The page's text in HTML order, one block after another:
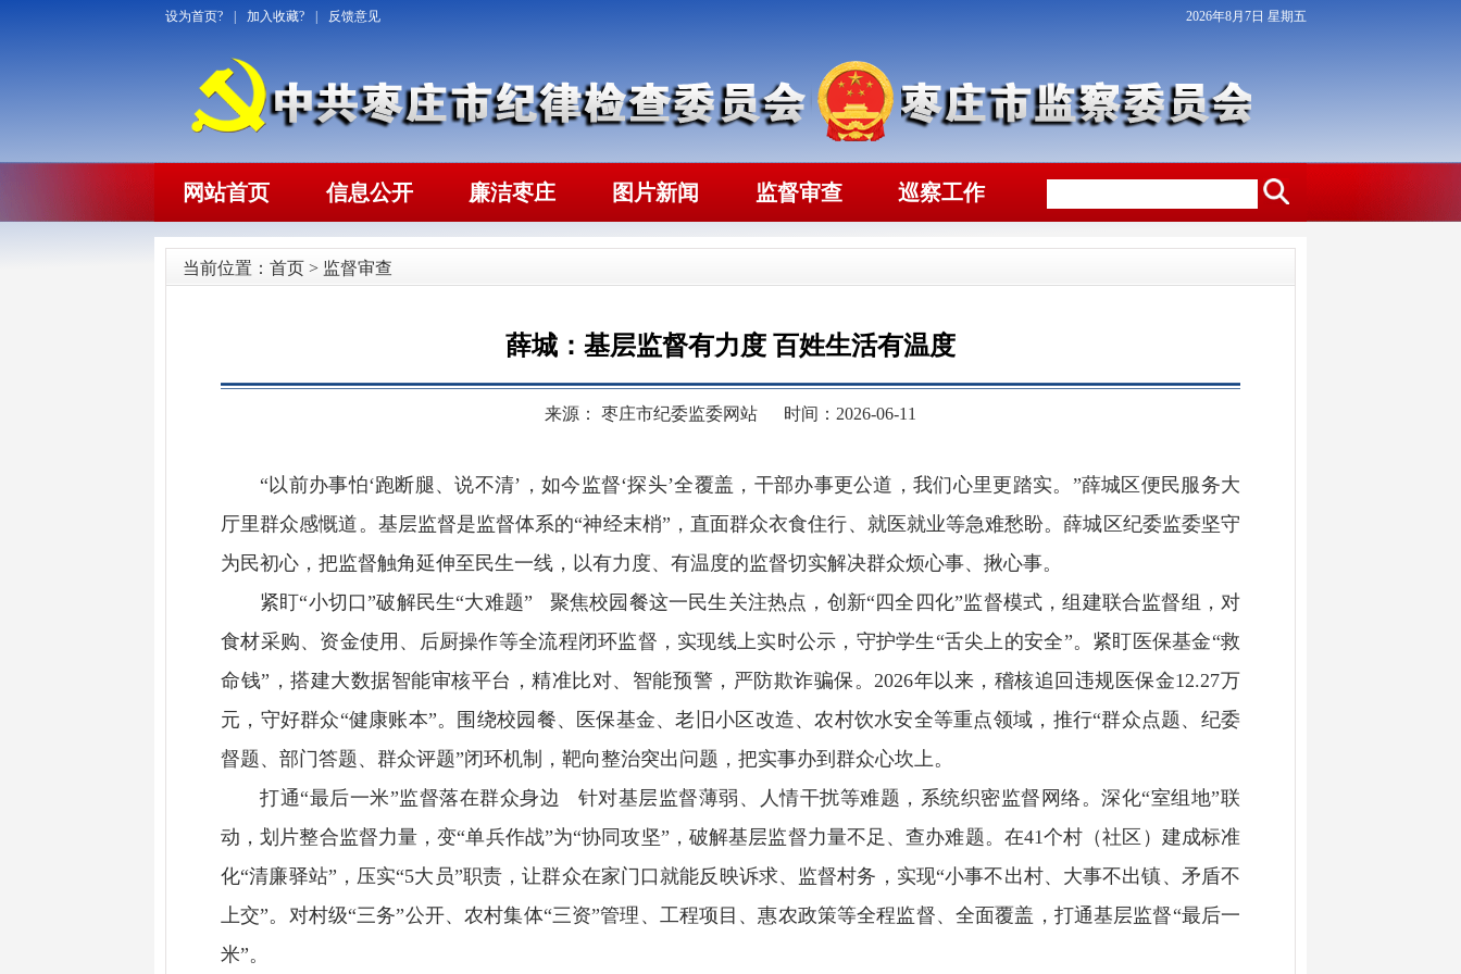
设为首页? 加入收藏? 反馈意见 2026年8月7日 星期五
网站首页 信息公开 廉洁枣庄 图片新闻 监督审查 巡察工作
当前位置： 首页 > 监督审查
薛城：基层监督有力度 百姓生活有温度
来源： 枣庄市纪委监委网站 时间：2026-06-11
“以前办事怕‘跑断腿、说不清’，如今监督‘探头’全覆盖，干部办事更公道，我们心里更踏实。”薛城区便民服务大
厅里群众感慨道。基层监督是监督体系的“神经末梢”，直面群众衣食住行、就医就业等急难愁盼。薛城区纪委监委坚守
为民初心，把监督触角延伸至民生一线，以有力度、有温度的监督切实解决群众烦心事、揪心事。
紧盯“小切口”破解民生“大难题” 聚焦校园餐这一民生关注热点，创新“四全四化”监督模式，组建联合监督组，对
食材采购、资金使用、后厨操作等全流程闭环监督，实现线上实时公示，守护学生“舌尖上的安全”。紧盯医保基金“救
命钱”，搭建大数据智能审核平台，精准比对、智能预警，严防欺诈骗保。2026年以来，稽核追回违规医保金12.27万
元，守好群众“健康账本”。围绕校园餐、医保基金、老旧小区改造、农村饮水安全等重点领域，推行“群众点题、纪委
督题、部门答题、群众评题”闭环机制，靶向整治突出问题，把实事办到群众心坎上。
打通“最后一米”监督落在群众身边 针对基层监督薄弱、人情干扰等难题，系统织密监督网络。深化“室组地”联
动，划片整合监督力量，变“单兵作战”为“协同攻坚”，破解基层监督力量不足、查办难题。在41个村（社区）建成标准
化“清廉驿站”，压实“5大员”职责，让群众在家门口就能反映诉求、监督村务，实现“小事不出村、大事不出镇、矛盾不
上交”。对村级“三务”公开、农村集体“三资”管理、工程项目、惠农政策等全程监督、全面覆盖，打通基层监督“最后一
米”。